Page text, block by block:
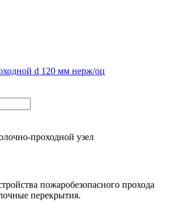
d 120 мм нерж/оц
проходной узел
пожаробезопасного прохода
перекрытия.